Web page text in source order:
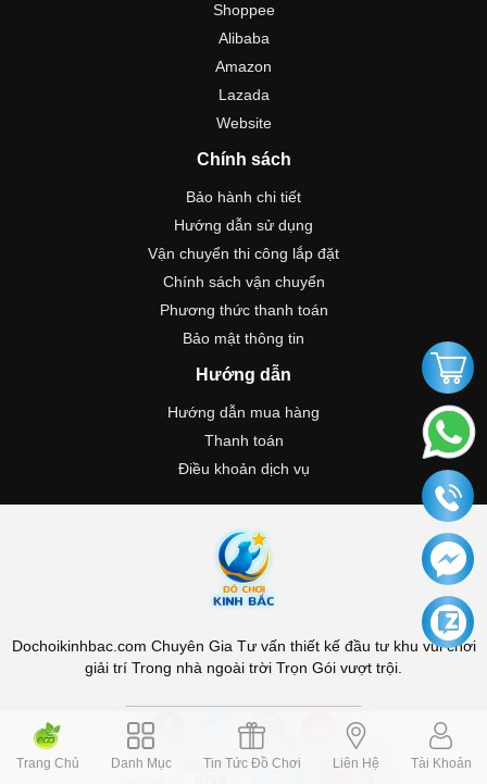
Shoppee
Alibaba
Amazon
Lazada
Website
Chính sách
Bảo hành chi tiết
Hướng dẫn sử dụng
Vận chuyển thi công lắp đặt
Chính sách vận chuyển
Phương thức thanh toán
Bảo mật thông tin
Hướng dẫn
Hướng dẫn mua hàng
Thanh toán
Điều khoản dịch vụ
Dochoikinhbac.com Chuyên Gia Tư vấn thiết kế đầu tư khu vui chơi
giải trí Trong nhà ngoài trời Trọn Gói vượt trội.
Trang Chủ Danh Mục Tin Tức Đồ Chơi Liên Hệ Tài Khoản